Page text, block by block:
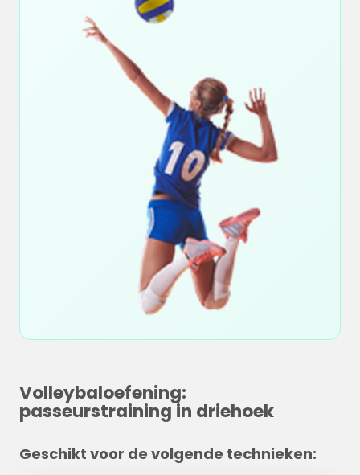
Volleybaloefening:
passeurstraining in driehoek
Geschikt voor de volgende technieken: